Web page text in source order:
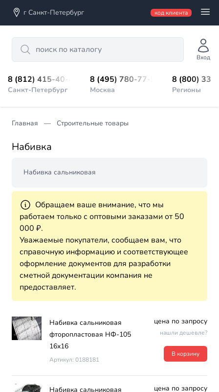
г Санкт-Петербург код клиента
Search
Вход
8 (812) 415-40-45
Санкт-Петербург
8 (495) 780-77-98
Москва
8 (800)
Регионы
Главная Строительные товары
Набивка
Набивка сальниковая
Обращаем ваше внимание, что мы
работаем только с оптовыми заказами от 50
000 ₽.
Уважаемые покупатели, сообщаем вам, что
справочную информацию и соответствующее
оформление документов для разработки
сметной документации компания не
предоставляет.
Набивка сальниковая
фторопластовая НФ-105
16х16
Артикул: 0188181
цена по запросу
нашли дешевле?
В корзину
Набивка сальниковая
цена по запросу